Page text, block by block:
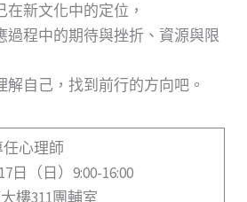
新文化中的定位，
過程中的期待與挫折、資源與限
自己，找到前行的方向吧。
心理師
日（日）9:00-16:00
樓311團輔室